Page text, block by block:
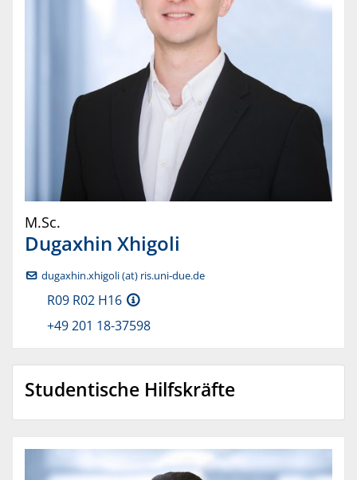
M.Sc.
Dugaxhin Xhigoli
dugaxhin.xhigoli (at) ris.uni-due.de
R09 R02 H16
+49 201 18-37598
Studentische Hilfskräfte